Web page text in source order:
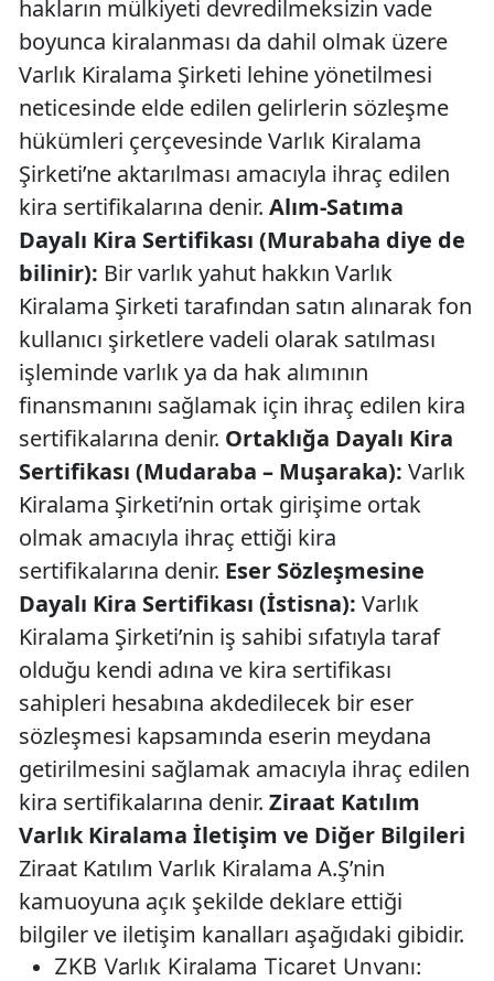
hakların mülkiyeti devredilmeksizin vade
boyunca kiralanması da dahil olmak üzere
Varlık Kiralama Şirketi lehine yönetilmesi
neticesinde elde edilen gelirlerin sözleşme
hükümleri çerçevesinde Varlık Kiralama
Şirketi’ne aktarılması amacıyla ihraç edilen
kira sertifikalarına denir. Alım-Satıma
Dayalı Kira Sertifikası (Murabaha diye de
bilinir): Bir varlık yahut hakkın Varlık
Kiralama Şirketi tarafından satın alınarak fon
kullanıcı şirketlere vadeli olarak satılması
işleminde varlık ya da hak alımının
finansmanını sağlamak için ihraç edilen kira
sertifikalarına denir. Ortaklığa Dayalı Kira
Sertifikası (Mudaraba – Muşaraka): Varlık
Kiralama Şirketi’nin ortak girişime ortak
olmak amacıyla ihraç ettiği kira
sertifikalarına denir. Eser Sözleşmesine
Dayalı Kira Sertifikası (İstisna): Varlık
Kiralama Şirketi’nin iş sahibi sıfatıyla taraf
olduğu kendi adına ve kira sertifikası
sahipleri hesabına akdedilecek bir eser
sözleşmesi kapsamında eserin meydana
getirilmesini sağlamak amacıyla ihraç edilen
kira sertifikalarına denir. Ziraat Katılım
Varlık Kiralama İletişim ve Diğer Bilgileri
Ziraat Katılım Varlık Kiralama A.Ş’nin
kamuoyuna açık şekilde deklare ettiği
bilgiler ve iletişim kanalları aşağıdaki gibidir.
ZKB Varlık Kiralama Ticaret Unvanı: